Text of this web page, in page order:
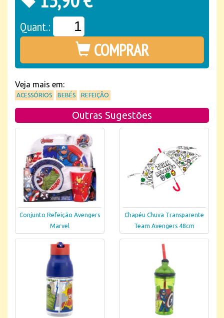
Quant.:
COMPRAR
Veja mais em:
ACESSÓRIOS BEBÉS REFEIÇÃO
Outras Sugestões
Conjunto Refeição Avengers
Marvel
Chapéu Chuva Transparente
Team Avengers 48cm